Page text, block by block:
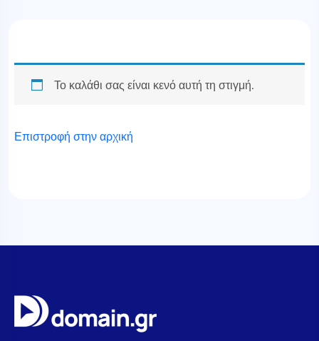
Το καλάθι σας είναι κενό αυτή τη στιγμή.
Επιστροφή στην αρχική